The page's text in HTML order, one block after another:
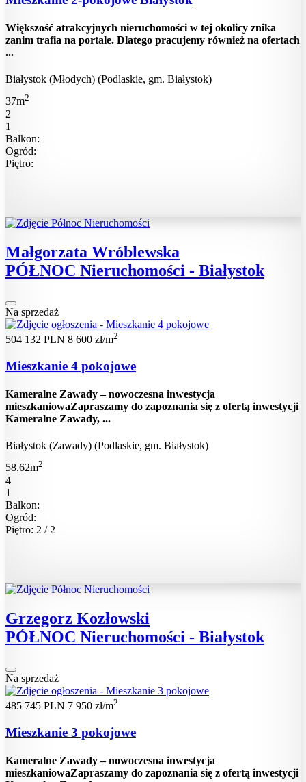
Większość atrakcyjnych nieruchomości w tej okolicy znika
zanim trafia na portale. Dlatego pracujemy również na ofertach
...
Białystok (Młodych) (Podlaskie, gm. Białystok)
37m2
2
1
Balkon:
Ogród:
Piętro:
Małgorzata Wróblewska
PÓŁNOC Nieruchomości - Białystok
Na sprzedaż
504 132 PLN 8 600 zł/m2
Mieszkanie 4 pokojowe
Kameralne Zawady – nowoczesna inwestycja
mieszkaniowaZapraszamy do zapoznania się z ofertą inwestycji
Kameralne Zawady, ...
Białystok (Zawady) (Podlaskie, gm. Białystok)
58.62m2
4
1
Balkon:
Ogród:
Piętro: 2 / 2
Grzegorz Kozłowski
PÓŁNOC Nieruchomości - Białystok
Na sprzedaż
485 745 PLN 7 950 zł/m2
Mieszkanie 3 pokojowe
Kameralne Zawady – nowoczesna inwestycja
mieszkaniowaZapraszamy do zapoznania się z ofertą inwestycji